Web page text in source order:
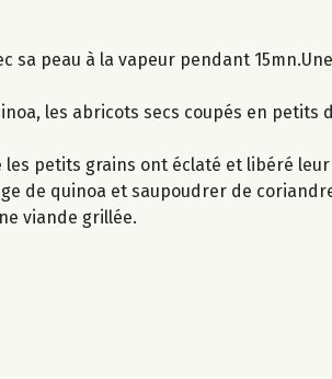
sa peau à la vapeur pendant
les abricots secs coupés en petits
petits grains ont éclaté et libéré
de quinoa et saupoudrer de
viande grillée.